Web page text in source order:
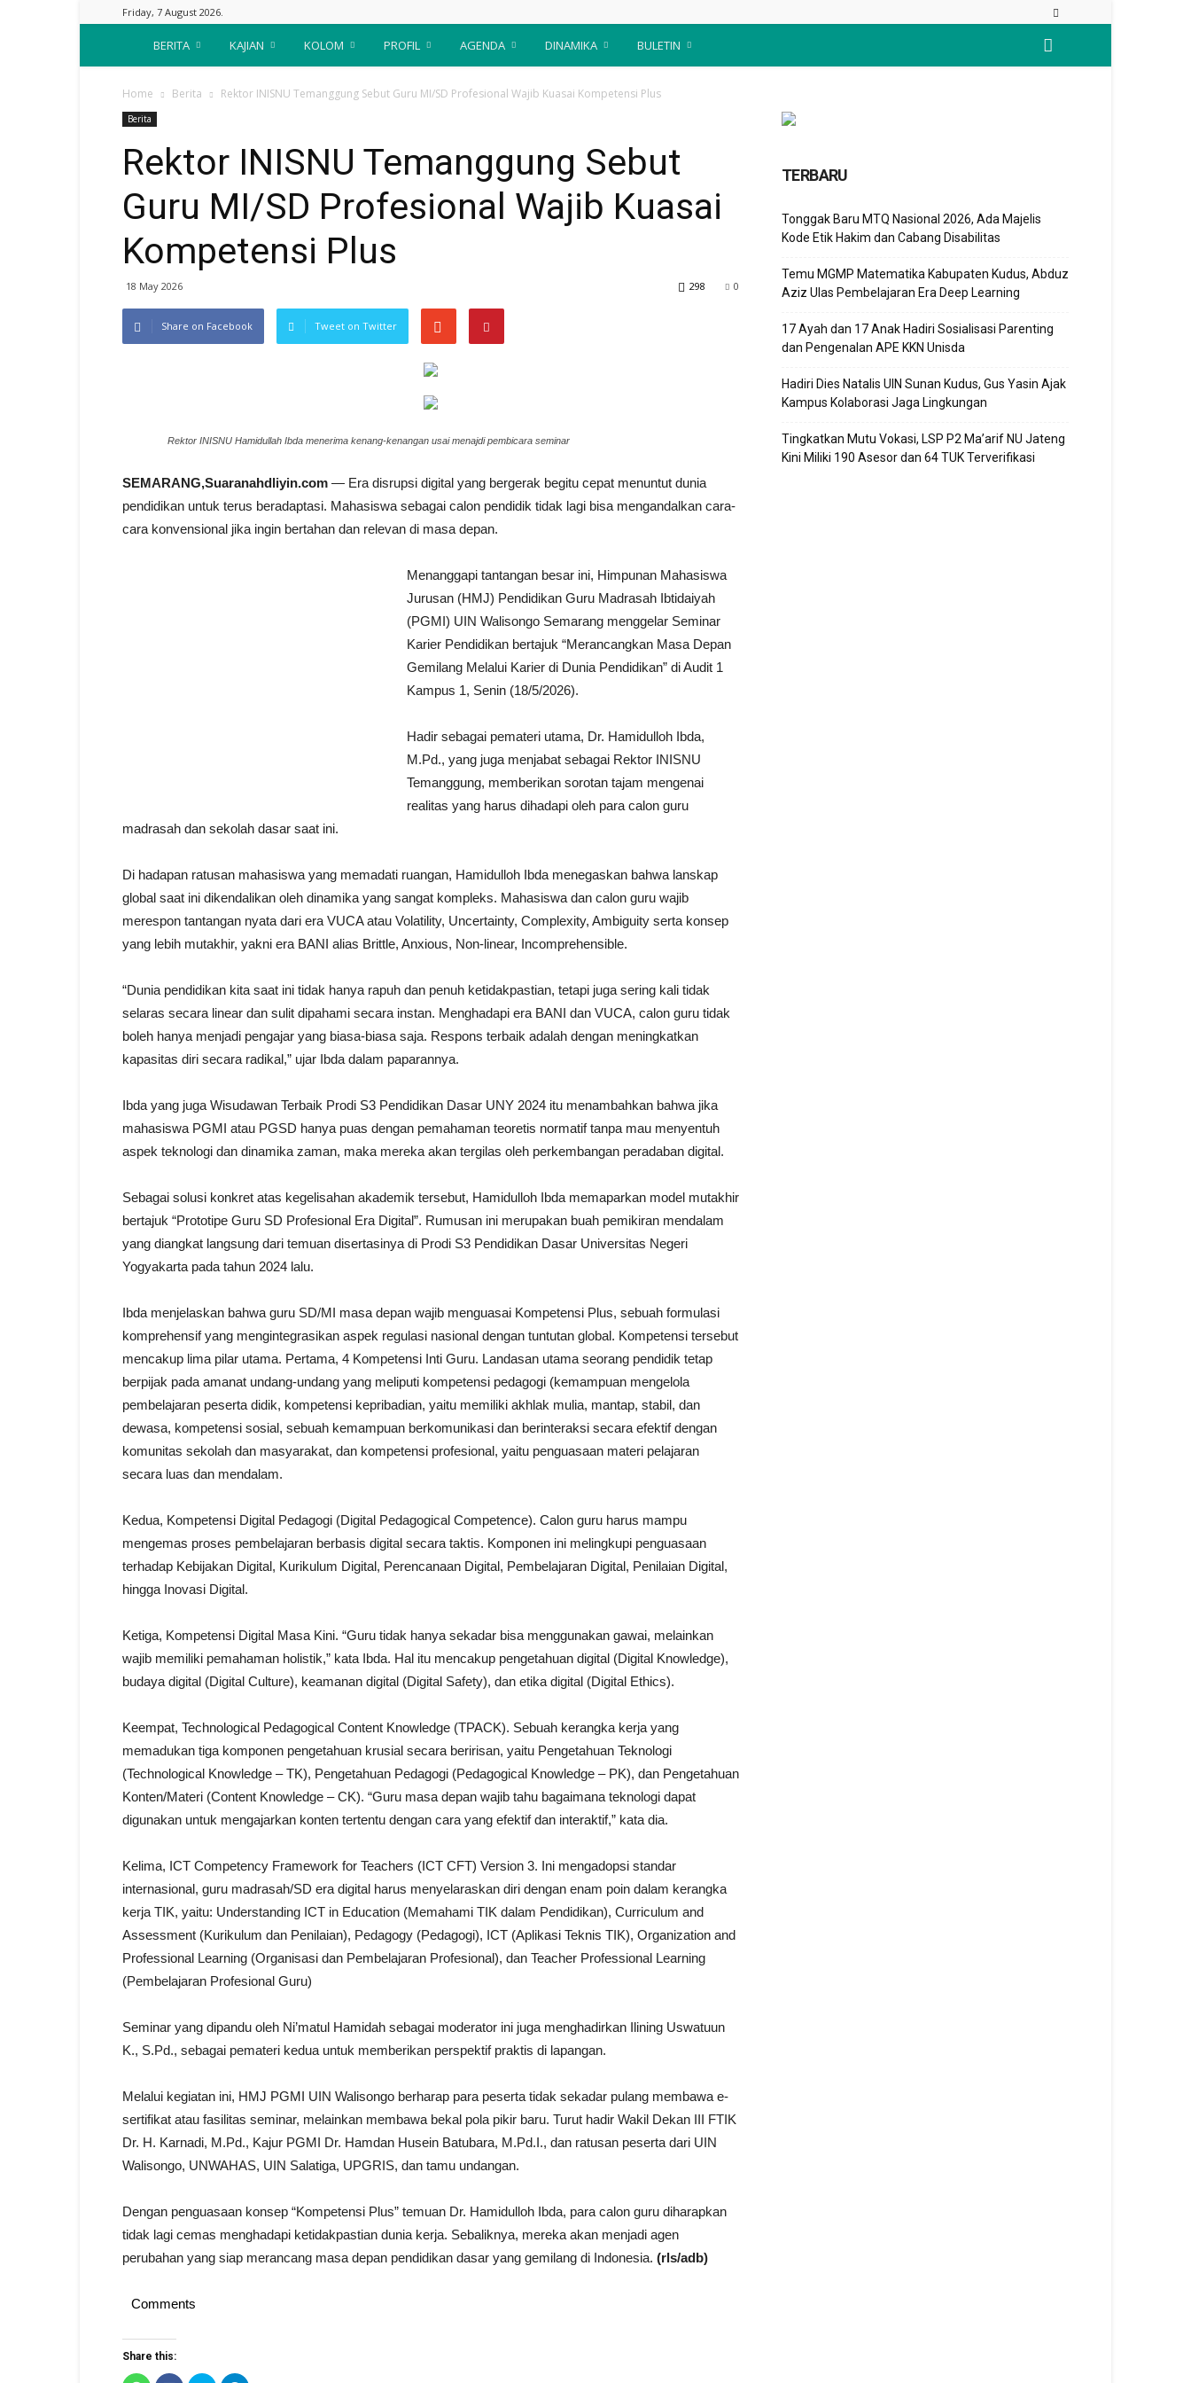
Friday, 7 August 2026.
Suara
Nahdliyin
BERITA KAJIAN KOLOM PROFIL AGENDA DINAMIKA BULETIN
Home Berita Rektor INISNU Temanggung Sebut Guru MI/SD Profesional Wajib Kuasai Kompetensi Plus
Berita
Rektor INISNU Temanggung Sebut
Guru MI/SD Profesional Wajib Kuasai
Kompetensi Plus
18 May 2026 0
298
Share on Facebook Tweet on Twitter
Rektor INISNU Hamidullah Ibda menerima kenang-kenangan usai menajdi pembicara seminar
SEMARANG,Suaranahdliyin.com — Era disrupsi digital yang bergerak begitu cepat menuntut dunia
pendidikan untuk terus beradaptasi. Mahasiswa sebagai calon pendidik tidak lagi bisa mengandalkan cara-
cara konvensional jika ingin bertahan dan relevan di masa depan.
Menanggapi tantangan besar ini, Himpunan Mahasiswa
Jurusan (HMJ) Pendidikan Guru Madrasah Ibtidaiyah
(PGMI) UIN Walisongo Semarang menggelar Seminar
Karier Pendidikan bertajuk “Merancangkan Masa Depan
Gemilang Melalui Karier di Dunia Pendidikan” di Audit 1
Kampus 1, Senin (18/5/2026).
Hadir sebagai pemateri utama, Dr. Hamidulloh Ibda,
M.Pd., yang juga menjabat sebagai Rektor INISNU
Temanggung, memberikan sorotan tajam mengenai
realitas yang harus dihadapi oleh para calon guru
madrasah dan sekolah dasar saat ini.
Di hadapan ratusan mahasiswa yang memadati ruangan, Hamidulloh Ibda menegaskan bahwa lanskap
global saat ini dikendalikan oleh dinamika yang sangat kompleks. Mahasiswa dan calon guru wajib
merespon tantangan nyata dari era VUCA atau Volatility, Uncertainty, Complexity, Ambiguity serta konsep
yang lebih mutakhir, yakni era BANI alias Brittle, Anxious, Non-linear, Incomprehensible.
“Dunia pendidikan kita saat ini tidak hanya rapuh dan penuh ketidakpastian, tetapi juga sering kali tidak
selaras secara linear dan sulit dipahami secara instan. Menghadapi era BANI dan VUCA, calon guru tidak
boleh hanya menjadi pengajar yang biasa-biasa saja. Respons terbaik adalah dengan meningkatkan
kapasitas diri secara radikal,” ujar Ibda dalam paparannya.
Ibda yang juga Wisudawan Terbaik Prodi S3 Pendidikan Dasar UNY 2024 itu menambahkan bahwa jika
mahasiswa PGMI atau PGSD hanya puas dengan pemahaman teoretis normatif tanpa mau menyentuh
aspek teknologi dan dinamika zaman, maka mereka akan tergilas oleh perkembangan peradaban digital.
Sebagai solusi konkret atas kegelisahan akademik tersebut, Hamidulloh Ibda memaparkan model mutakhir
bertajuk “Prototipe Guru SD Profesional Era Digital”. Rumusan ini merupakan buah pemikiran mendalam
yang diangkat langsung dari temuan disertasinya di Prodi S3 Pendidikan Dasar Universitas Negeri
Yogyakarta pada tahun 2024 lalu.
Ibda menjelaskan bahwa guru SD/MI masa depan wajib menguasai Kompetensi Plus, sebuah formulasi
komprehensif yang mengintegrasikan aspek regulasi nasional dengan tuntutan global. Kompetensi tersebut
mencakup lima pilar utama. Pertama, 4 Kompetensi Inti Guru. Landasan utama seorang pendidik tetap
berpijak pada amanat undang-undang yang meliputi kompetensi pedagogi (kemampuan mengelola
pembelajaran peserta didik, kompetensi kepribadian, yaitu memiliki akhlak mulia, mantap, stabil, dan
dewasa, kompetensi sosial, sebuah kemampuan berkomunikasi dan berinteraksi secara efektif dengan
komunitas sekolah dan masyarakat, dan kompetensi profesional, yaitu penguasaan materi pelajaran
secara luas dan mendalam.
Kedua, Kompetensi Digital Pedagogi (Digital Pedagogical Competence). Calon guru harus mampu
mengemas proses pembelajaran berbasis digital secara taktis. Komponen ini melingkupi penguasaan
terhadap Kebijakan Digital, Kurikulum Digital, Perencanaan Digital, Pembelajaran Digital, Penilaian Digital,
hingga Inovasi Digital.
Ketiga, Kompetensi Digital Masa Kini. “Guru tidak hanya sekadar bisa menggunakan gawai, melainkan
wajib memiliki pemahaman holistik,” kata Ibda. Hal itu mencakup pengetahuan digital (Digital Knowledge),
budaya digital (Digital Culture), keamanan digital (Digital Safety), dan etika digital (Digital Ethics).
Keempat, Technological Pedagogical Content Knowledge (TPACK). Sebuah kerangka kerja yang
memadukan tiga komponen pengetahuan krusial secara beririsan, yaitu Pengetahuan Teknologi
(Technological Knowledge – TK), Pengetahuan Pedagogi (Pedagogical Knowledge – PK), dan Pengetahuan
Konten/Materi (Content Knowledge – CK). “Guru masa depan wajib tahu bagaimana teknologi dapat
digunakan untuk mengajarkan konten tertentu dengan cara yang efektif dan interaktif,” kata dia.
Kelima, ICT Competency Framework for Teachers (ICT CFT) Version 3. Ini mengadopsi standar
internasional, guru madrasah/SD era digital harus menyelaraskan diri dengan enam poin dalam kerangka
kerja TIK, yaitu: Understanding ICT in Education (Memahami TIK dalam Pendidikan), Curriculum and
Assessment (Kurikulum dan Penilaian), Pedagogy (Pedagogi), ICT (Aplikasi Teknis TIK), Organization and
Professional Learning (Organisasi dan Pembelajaran Profesional), dan Teacher Professional Learning
(Pembelajaran Profesional Guru)
Seminar yang dipandu oleh Ni’matul Hamidah sebagai moderator ini juga menghadirkan Ilining Uswatuun
K., S.Pd., sebagai pemateri kedua untuk memberikan perspektif praktis di lapangan.
Melalui kegiatan ini, HMJ PGMI UIN Walisongo berharap para peserta tidak sekadar pulang membawa e-
sertifikat atau fasilitas seminar, melainkan membawa bekal pola pikir baru. Turut hadir Wakil Dekan III FTIK
Dr. H. Karnadi, M.Pd., Kajur PGMI Dr. Hamdan Husein Batubara, M.Pd.I., dan ratusan peserta dari UIN
Walisongo, UNWAHAS, UIN Salatiga, UPGRIS, dan tamu undangan.
Dengan penguasaan konsep “Kompetensi Plus” temuan Dr. Hamidulloh Ibda, para calon guru diharapkan
tidak lagi cemas menghadapi ketidakpastian dunia kerja. Sebaliknya, mereka akan menjadi agen
perubahan yang siap merancang masa depan pendidikan dasar yang gemilang di Indonesia. (rls/adb)
Comments
Share this:
TERBARU
Tonggak Baru MTQ Nasional 2026, Ada Majelis
Kode Etik Hakim dan Cabang Disabilitas
Temu MGMP Matematika Kabupaten Kudus, Abduz
Aziz Ulas Pembelajaran Era Deep Learning
17 Ayah dan 17 Anak Hadiri Sosialisasi Parenting
dan Pengenalan APE KKN Unisda
Hadiri Dies Natalis UIN Sunan Kudus, Gus Yasin Ajak
Kampus Kolaborasi Jaga Lingkungan
Tingkatkan Mutu Vokasi, LSP P2 Ma’arif NU Jateng
Kini Miliki 190 Asesor dan 64 TUK Terverifikasi